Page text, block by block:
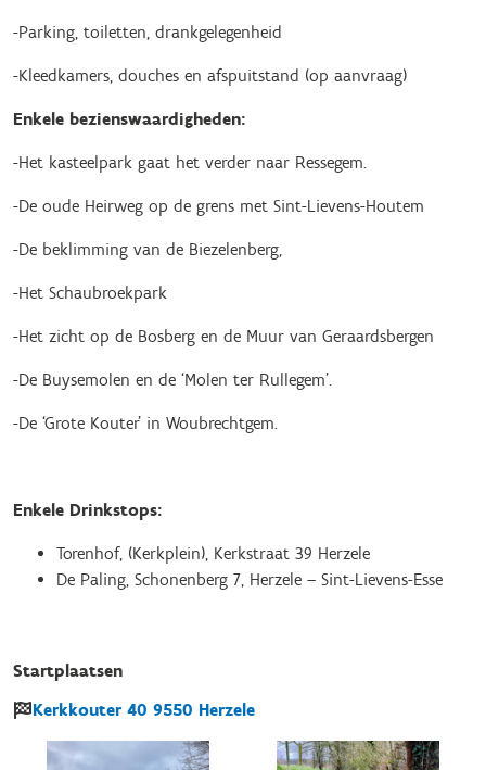
-Parking, toiletten, drankgelegenheid
-Kleedkamers, douches en afspuitstand (op aanvraag)
Enkele bezienswaardigheden:
-Het kasteelpark gaat het verder naar Ressegem.
-De oude Heirweg op de grens met Sint-Lievens-Houtem
-De beklimming van de Biezelenberg,
-Het Schaubroekpark
-Het zicht op de Bosberg en de Muur van Geraardsbergen
-De Buysemolen en de ‘Molen ter Rullegem’.
-De ‘Grote Kouter’ in Woubrechtgem.
Enkele Drinkstops:
Torenhof, (Kerkplein), Kerkstraat 39 Herzele
De Paling, Schonenberg 7, Herzele – Sint-Lievens-Esse
Startplaatsen
Kerkkouter 40 9550 Herzele